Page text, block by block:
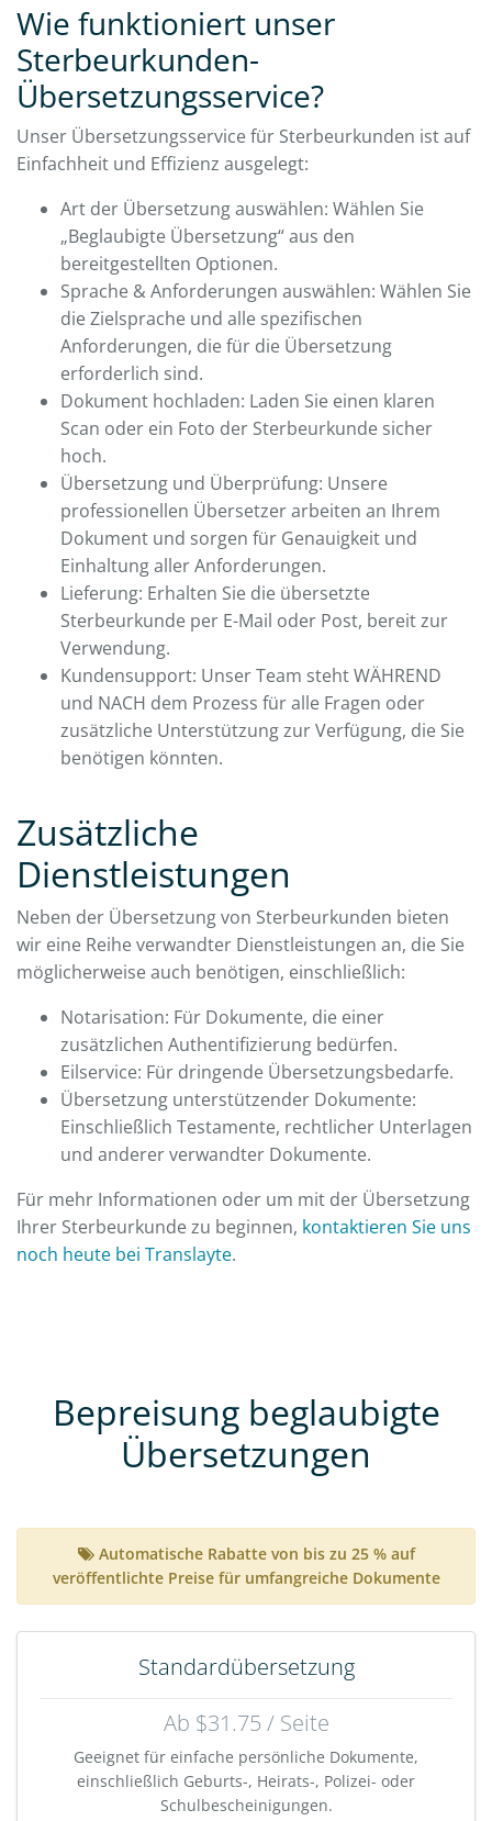
Wie funktioniert unser
Sterbeurkunden-
Übersetzungsservice?
Unser Übersetzungsservice für Sterbeurkunden ist auf
Einfachheit und Effizienz ausgelegt:
Art der Übersetzung auswählen: Wählen Sie
„Beglaubigte Übersetzung“ aus den
bereitgestellten Optionen.
Sprache & Anforderungen auswählen: Wählen Sie
die Zielsprache und alle spezifischen
Anforderungen, die für die Übersetzung
erforderlich sind.
Dokument hochladen: Laden Sie einen klaren
Scan oder ein Foto der Sterbeurkunde sicher
hoch.
Übersetzung und Überprüfung: Unsere
professionellen Übersetzer arbeiten an Ihrem
Dokument und sorgen für Genauigkeit und
Einhaltung aller Anforderungen.
Lieferung: Erhalten Sie die übersetzte
Sterbeurkunde per E-Mail oder Post, bereit zur
Verwendung.
Kundensupport: Unser Team steht WÄHREND
und NACH dem Prozess für alle Fragen oder
zusätzliche Unterstützung zur Verfügung, die Sie
benötigen könnten.
Zusätzliche
Dienstleistungen
Neben der Übersetzung von Sterbeurkunden bieten
wir eine Reihe verwandter Dienstleistungen an, die Sie
möglicherweise auch benötigen, einschließlich:
Notarisation: Für Dokumente, die einer
zusätzlichen Authentifizierung bedürfen.
Eilservice: Für dringende Übersetzungsbedarfe.
Übersetzung unterstützender Dokumente:
Einschließlich Testamente, rechtlicher Unterlagen
und anderer verwandter Dokumente.
Für mehr Informationen oder um mit der Übersetzung
Ihrer Sterbeurkunde zu beginnen, kontaktieren Sie uns
noch heute bei Translayte.
Bepreisung beglaubigte
Übersetzungen
Automatische Rabatte von bis zu 25 % auf
veröffentlichte Preise für umfangreiche Dokumente
Standardübersetzung
Ab $31.75 / Seite
Geeignet für einfache persönliche Dokumente,
einschließlich Geburts-, Heirats-, Polizei- oder
Schulbescheinigungen.